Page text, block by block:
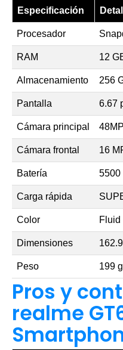
Especificación
Procesador
RAM 12
Almacenamiento 256
Pantalla 6.67
Cámara principal
Cámara frontal 16
Batería 5500
Carga rápida
Color Fluid
Dimensiones
Peso 199
Pros y
realme